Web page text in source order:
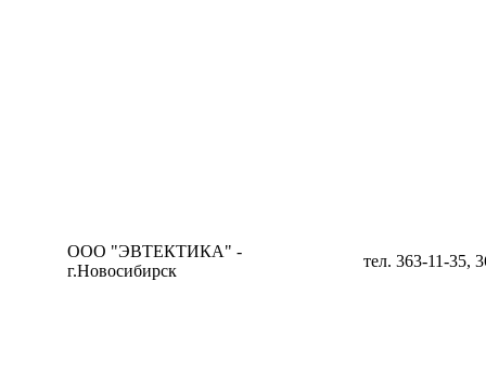
ООО "ЭВТЕКТИКА" -
г.Новосибирск
тел. 363-11-35,